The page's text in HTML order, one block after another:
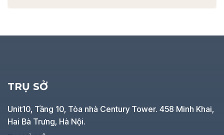
TRỤ SỞ
Unit10, Tầng 10, Tòa nhà Century Tower. 458 Minh Khai,
Hai Bà Trưng, Hà Nội.